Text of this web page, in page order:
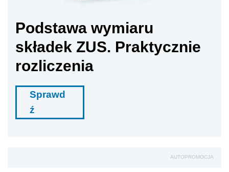
Podstawa wymiaru
składek ZUS. Praktycznie
rozliczenia
Sprawd
ź
AUTOPROMOCJA